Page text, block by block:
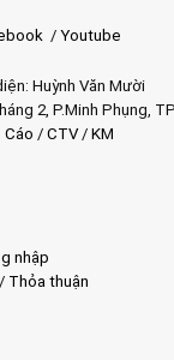
/ Youtube
Huỳnh Văn Mười
2, P.Minh Phụng,
Cáo / CTV/ KM
nhập
/ Thỏa thuận